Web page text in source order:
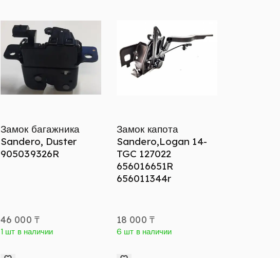
Замок багажника
Sandero, Duster
905039326R
46 000 ₸
1 шт в наличии
Замок капота
Sandero,Logan 14-
TGC 127022
656016651R
656011344r
18 000 ₸
6 шт в наличии